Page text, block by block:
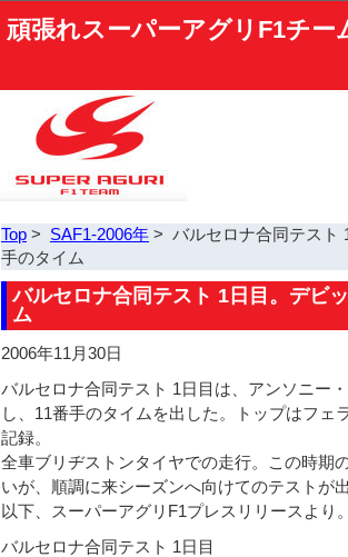
頑張れスーパーアグリF1チー
Top > SAF1-2006年 > バルセロナ合同テスト
手のタイム
バルセロナ合同テスト 1日目。デビ
ム
2006年11月30日
バルセロナ合同テスト 1日目は、アンソニー
し、11番手のタイムを出した。トップはフェ
記録。
全車ブリヂストンタイヤでの走行。この時期
いが、順調に来シーズンへ向けてのテストが
以下、スーパーアグリF1プレスリリースより
バルセロナ合同テスト 1日目